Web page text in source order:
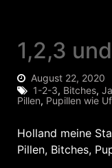
1,2,3
August 22, 2020
1-2-3, Bitches,
Pillen, Pupillen wie
Holland meine
Pillen, Bitches,